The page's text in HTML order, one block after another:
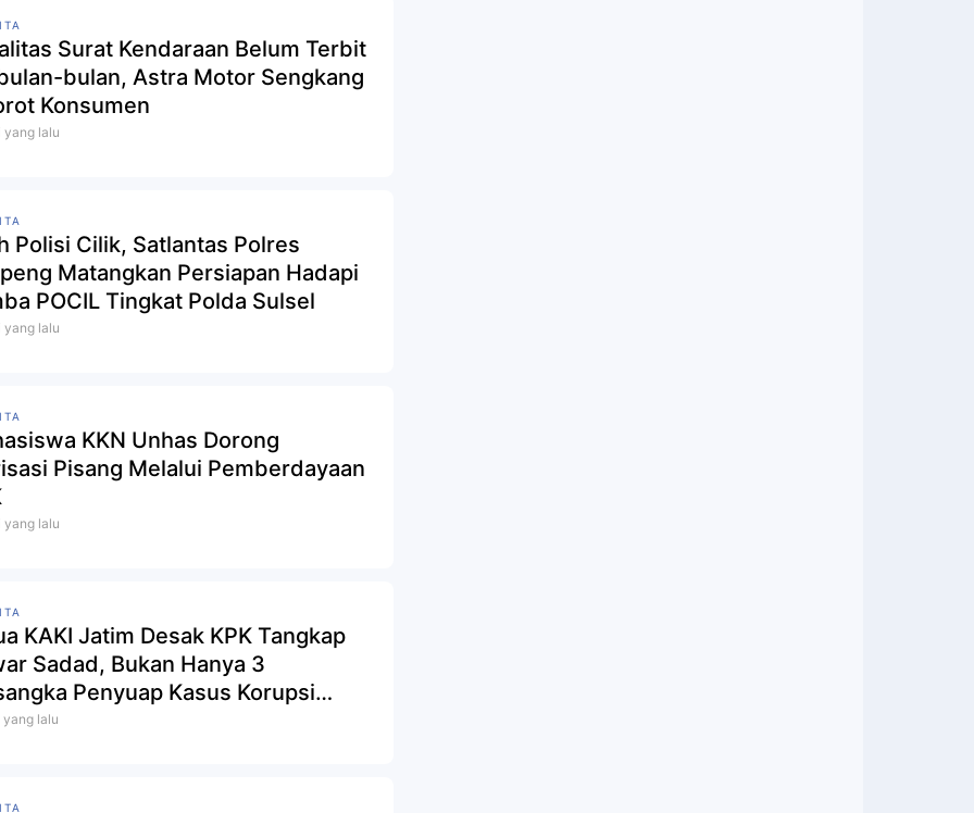
Surat Kendaraan Belum Terbit
bulan, Astra Motor Sengkang
Konsumen
yang lalu
Polisi Cilik, Satlantas Polres
Matangkan Persiapan Hadapi
POCIL Tingkat Polda Sulsel
yang lalu
KKN Unhas Dorong
Pisang Melalui Pemberdayaan
yang lalu
KAKI Jatim Desak KPK Tangkap
Sadad, Bukan Hanya 3
Penyuap Kasus Korupsi
Hibah Jatim Tahun 2019-2022
yang lalu